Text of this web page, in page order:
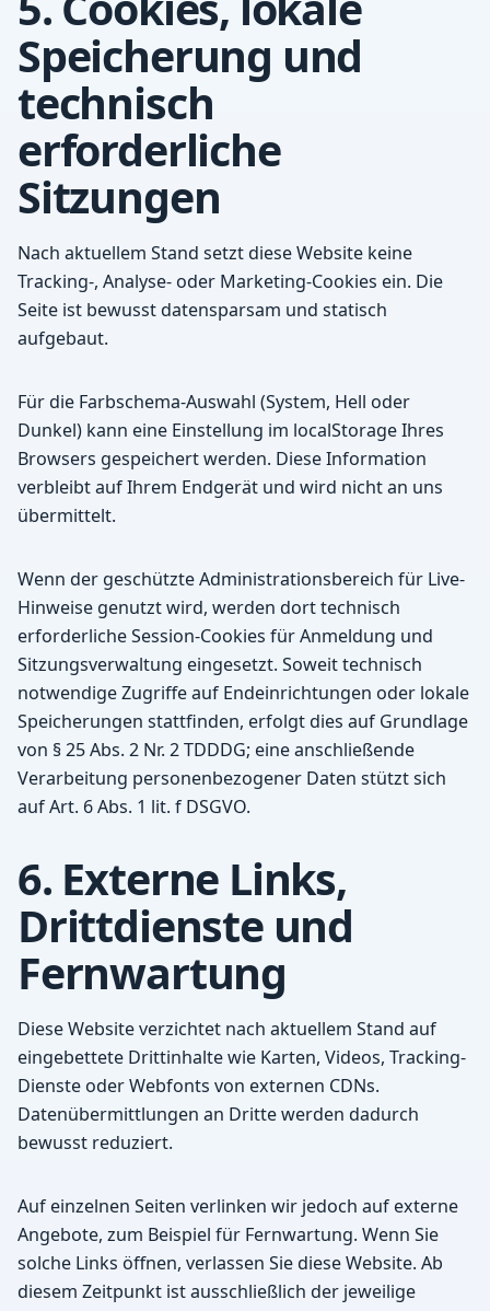
Speicherung und
technisch
erforderliche
Sitzungen
Nach aktuellem Stand setzt diese Website keine
Tracking-, Analyse- oder Marketing-Cookies ein. Die
Seite ist bewusst datensparsam und statisch
aufgebaut.
Für die Farbschema-Auswahl (System, Hell oder
Dunkel) kann eine Einstellung im localStorage Ihres
Browsers gespeichert werden. Diese Information
verbleibt auf Ihrem Endgerät und wird nicht an uns
übermittelt.
Wenn der geschützte Administrationsbereich für Live-
Hinweise genutzt wird, werden dort technisch
erforderliche Session-Cookies für Anmeldung und
Sitzungsverwaltung eingesetzt. Soweit technisch
notwendige Zugriffe auf Endeinrichtungen oder lokale
Speicherungen stattfinden, erfolgt dies auf Grundlage
von § 25 Abs. 2 Nr. 2 TDDDG; eine anschließende
Verarbeitung personenbezogener Daten stützt sich
auf Art. 6 Abs. 1 lit. f DSGVO.
6. Externe Links,
Drittdienste und
Fernwartung
Diese Website verzichtet nach aktuellem Stand auf
eingebettete Drittinhalte wie Karten, Videos, Tracking-
Dienste oder Webfonts von externen CDNs.
Datenübermittlungen an Dritte werden dadurch
bewusst reduziert.
Auf einzelnen Seiten verlinken wir jedoch auf externe
Angebote, zum Beispiel für Fernwartung. Wenn Sie
solche Links öffnen, verlassen Sie diese Website. Ab
diesem Zeitpunkt ist ausschließlich der jeweilige